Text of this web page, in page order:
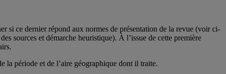
si ce dernier répond aux normes de présentation de la revue (voir ci-
sources et démarche heuristique). À l’issue de cette première
la période et de l’aire géographique dont il traite.